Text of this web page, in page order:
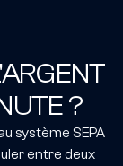
?
système SEPA
entre deux